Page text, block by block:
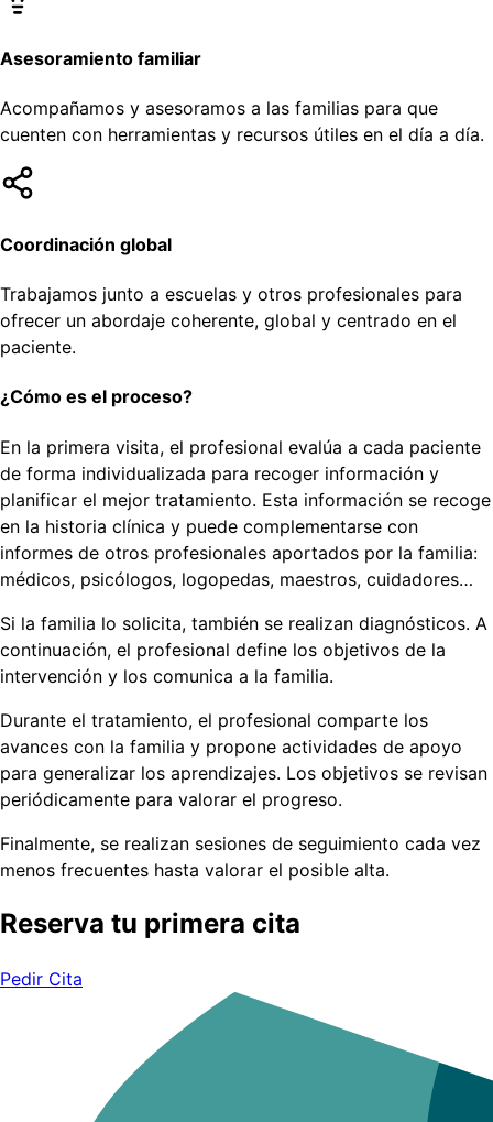
Asesoramiento familiar
Acompañamos y asesoramos a las familias para que
cuenten con herramientas y recursos útiles en el día a día.
Coordinación global
Trabajamos junto a escuelas y otros profesionales para
ofrecer un abordaje coherente, global y centrado en el
paciente.
¿Cómo es el proceso?
En la primera visita, el profesional evalúa a cada paciente
de forma individualizada para recoger información y
planificar el mejor tratamiento. Esta información se recoge
en la historia clínica y puede complementarse con
informes de otros profesionales aportados por la familia:
médicos, psicólogos, logopedas, maestros, cuidadores…
Si la familia lo solicita, también se realizan diagnósticos. A
continuación, el profesional define los objetivos de la
intervención y los comunica a la familia.
Durante el tratamiento, el profesional comparte los
avances con la familia y propone actividades de apoyo
para generalizar los aprendizajes. Los objetivos se revisan
periódicamente para valorar el progreso.
Finalmente, se realizan sesiones de seguimiento cada vez
menos frecuentes hasta valorar el posible alta.
Reserva tu primera cita
Pedir Cita